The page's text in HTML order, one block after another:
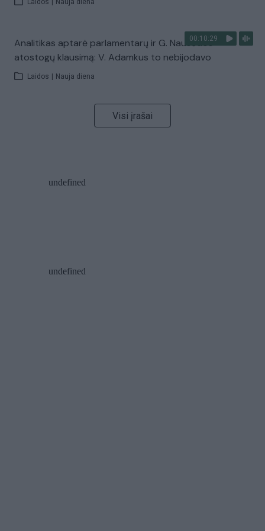
Laidos Nauja diena
00:10:29
Analitikas aptarė parlamentarų ir G. Nausėdos
atostogų klausimą: V. Adamkus to nebijodavo
Laidos Nauja diena
Visi įrašai